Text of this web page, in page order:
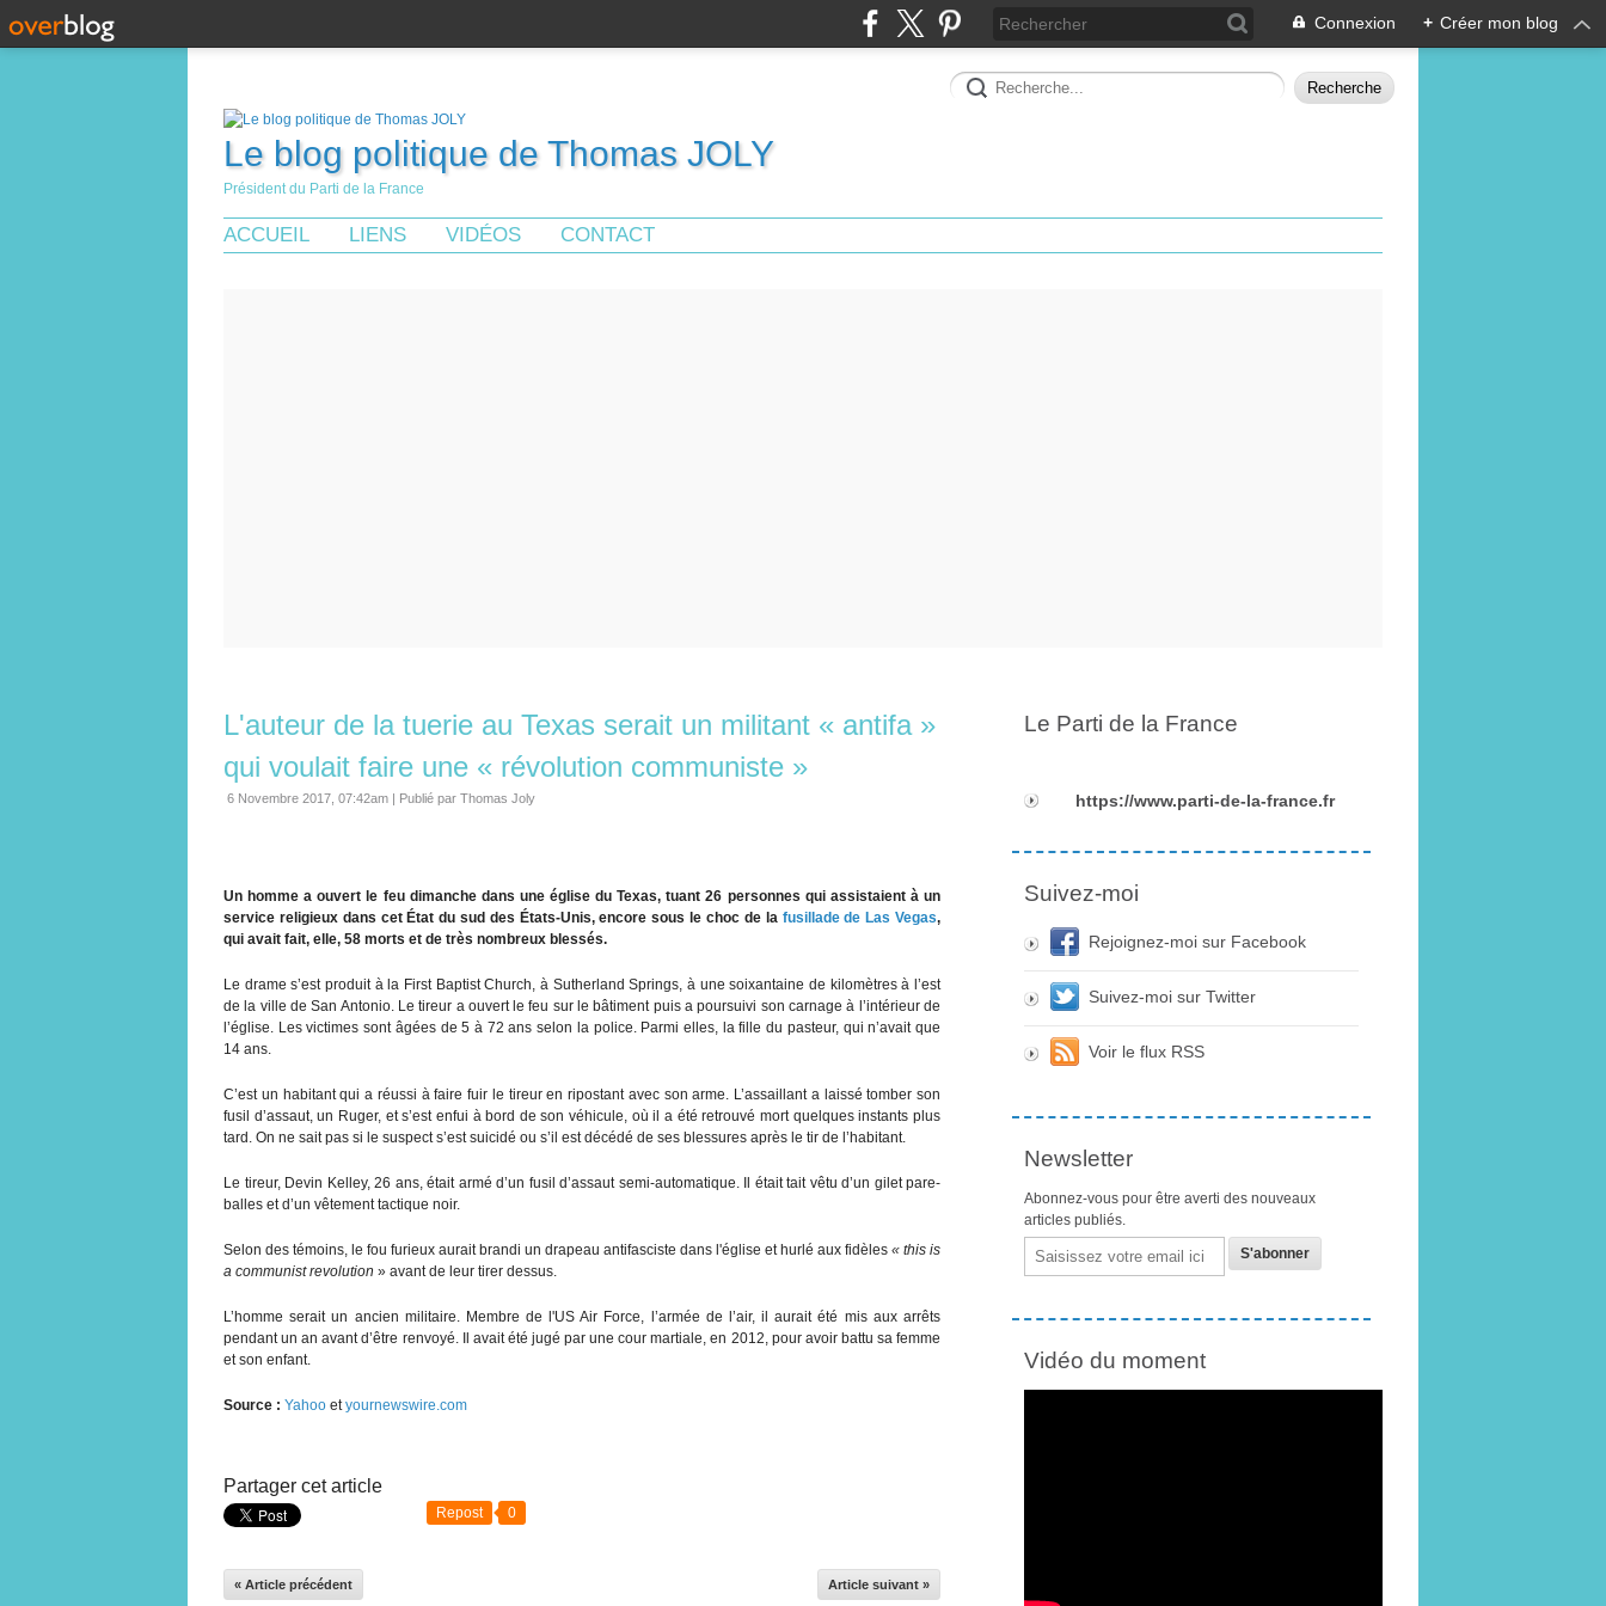
Connexion + Créer mon blog
Le blog politique de Thomas JOLY
Président du Parti de la France
ACCUEIL LIENS VIDÉOS CONTACT
L'auteur de la tuerie au Texas serait un militant « antifa »
qui voulait faire une « révolution communiste »
6 Novembre 2017, 07:42am | Publié par Thomas Joly
Un homme a ouvert le feu dimanche dans une église du Texas, tuant 26 personnes qui assistaient à un
service religieux dans cet État du sud des États-Unis, encore sous le choc de la fusillade de Las Vegas,
qui avait fait, elle, 58 morts et de très nombreux blessés.
Le drame s’est produit à la First Baptist Church, à Sutherland Springs, à une soixantaine de kilomètres à l’est
de la ville de San Antonio. Le tireur a ouvert le feu sur le bâtiment puis a poursuivi son carnage à l’intérieur de
l’église. Les victimes sont âgées de 5 à 72 ans selon la police. Parmi elles, la fille du pasteur, qui n’avait que
14 ans.
C’est un habitant qui a réussi à faire fuir le tireur en ripostant avec son arme. L’assaillant a laissé tomber son
fusil d’assaut, un Ruger, et s’est enfui à bord de son véhicule, où il a été retrouvé mort quelques instants plus
tard. On ne sait pas si le suspect s’est suicidé ou s’il est décédé de ses blessures après le tir de l’habitant.
Le tireur, Devin Kelley, 26 ans, était armé d’un fusil d’assaut semi-automatique. Il était tait vêtu d’un gilet pare-
balles et d’un vêtement tactique noir.
Selon des témoins, le fou furieux aurait brandi un drapeau antifasciste dans l'église et hurlé aux fidèles « this is
a communist revolution » avant de leur tirer dessus.
L’homme serait un ancien militaire. Membre de l'US Air Force, l’armée de l’air, il aurait été mis aux arrêts
pendant un an avant d’être renvoyé. Il avait été jugé par une cour martiale, en 2012, pour avoir battu sa femme
et son enfant.
Source : Yahoo etyournewswire.com
Partager cet article
Repost 0
« Article précédent Article suivant »
Le Parti de la France
https://www.parti-de-la-france.fr
Suivez-moi
Rejoignez-moi sur Facebook
Suivez-moi sur Twitter
Voir le flux RSS
Newsletter
Abonnez-vous pour être averti des nouveaux
articles publiés.
Email
Vidéo du moment